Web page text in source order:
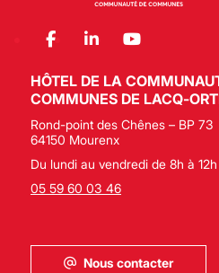
HÔTEL DE LA
COMMUNES DE LACQ-
Rond-point des Chênes – BP 73
64150 Mourenx
Du lundi au vendredi de 8h à
05 59 60 03 46
Nous contacter